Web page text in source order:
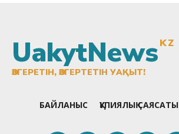
UakytNewsKZ
ӨЗГЕРЕТІН, ӨЗГЕРТЕТІН УАҚЫТ!
БАЙЛАНЫС ҚҰПИЯЛЫҚ САЯСАТЫ